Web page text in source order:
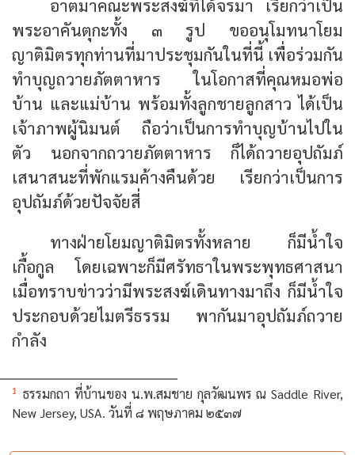
อาตมาคณะพระสงฆ์ที่ได้จรมา เรียกว่าเป็น
พระอาคันตุกะทั้ง ๓ รูป ขออนุโมทนาโยม
ญาติมิตรทุกท่านที่มาประชุมกันในที่นี้ เพื่อร่วมกัน
ทำบุญถวายภัตตาหาร ในโอกาสที่คุณหมอพ่อ
บ้าน และแม่บ้าน พร้อมทั้งลูกชายลูกสาว ได้เป็น
เจ้าภาพผู้นิมนต์ ถือว่าเป็นการทำบุญบ้านไปใน
ตัว นอกจากถวายภัตตาหาร ก็ได้ถวายอุปถัมภ์
เสนาสนะที่พักแรมค้างคืนด้วย เรียกว่าเป็นการ
อุปถัมภ์ด้วยปัจจัยสี่
ทางฝ่ายโยมญาติมิตรทั้งหลาย ก็มีน้ำใจ
เกื้อกูล โดยเฉพาะก็มีศรัทธาในพระพุทธศาสนา
เมื่อทราบข่าวว่ามีพระสงฆ์เดินทางมาถึง ก็มีน้ำใจ
ประกอบด้วยไมตรีธรรม พากันมาอุปถัมภ์ถวาย
กำลัง
1 ธรรมกถา ที่บ้านของ น.พ.สมชาย กุลวัฒนพร ณ Saddle River,
New Jersey, USA. วันที่ ๘ พฤษภาคม ๒๕๓๗